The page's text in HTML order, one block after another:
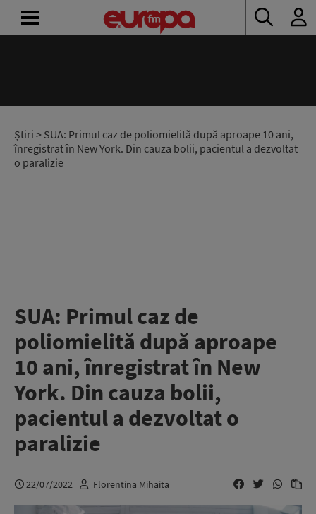
Știri > SUA: Primul caz de poliomielită după aproape 10 ani,
înregistrat în New York. Din cauza bolii, pacientul a dezvoltat
o paralizie
SUA: Primul caz de
poliomielită după aproape
10 ani, înregistrat în New
York. Din cauza bolii,
pacientul a dezvoltat o
paralizie
22/07/2022 Florentina Mihaita
RADIO
CONCURSURI